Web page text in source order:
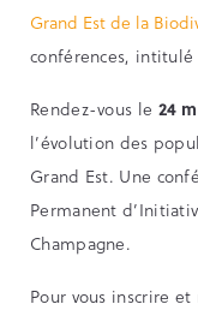
Grand Est de la
conférences, intitulé
Rendez-vous le 24
l’évolution des
Grand Est. Une
Permanent
Champagne.
Pour vous inscrire